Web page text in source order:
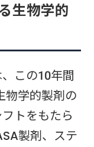
生物学的
この10年間
物学的製剤の
トをもたら
製剤、ステ